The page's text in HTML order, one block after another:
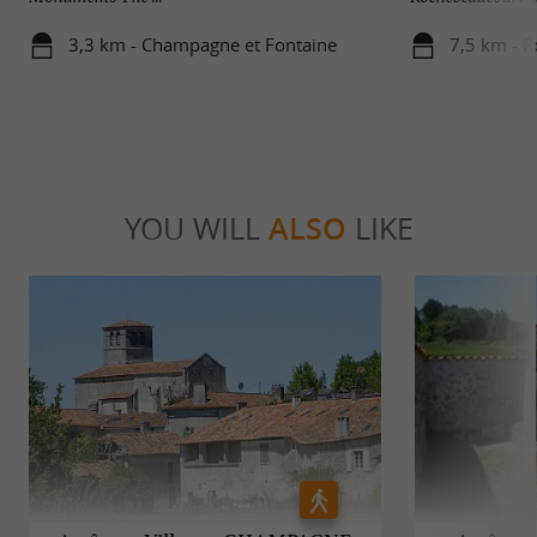
3,3 km - Champagne et Fontaine 7,5 km -
YOU WILL ALSO LIKE